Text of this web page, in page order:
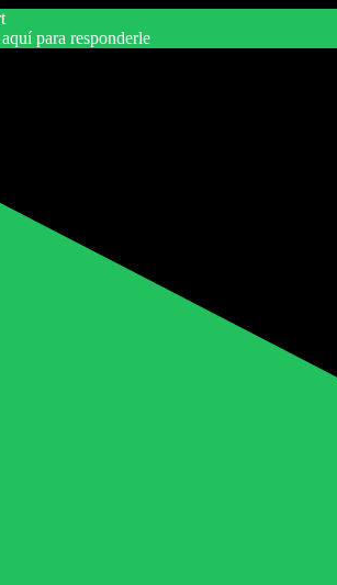
para responderle